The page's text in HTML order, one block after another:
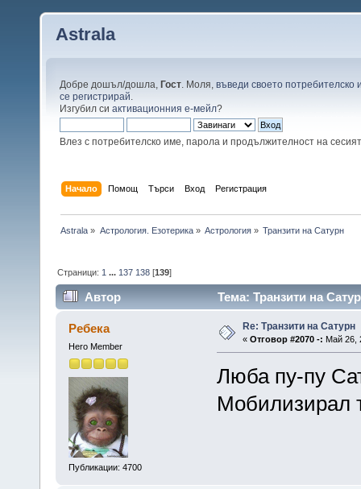
Astrala
Добре дошъл/дошла, Гост . Моля, въведи своето потребителско
се регистрирай
Изгубил си активационния е-мейл?
Влез с потребителско име, парола и продължителност на
Начало Помощ Търси Вход Регистрация
Astrala » Астрология. Езотерика» Астрология» Транзити на Сатурн
Страници: 1 ... 137 138 [139]
Автор Тема: Транзити на
Ребека
Hero Member
Публикации: 4700
Re: Транзити на Сатурн
« Отговор #2070 -: Май 26,
Люба пу-пу
Мобилизирал